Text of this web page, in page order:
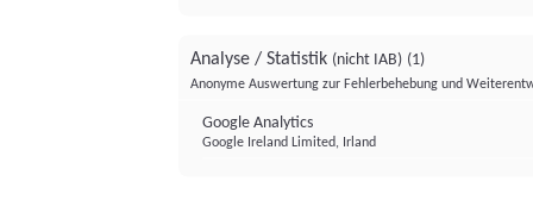
Analyse / Statistik (nicht IAB) (1)
Anonyme Auswertung zur Fehlerbehebung und
Google Analytics
Google Ireland Limited, Irland